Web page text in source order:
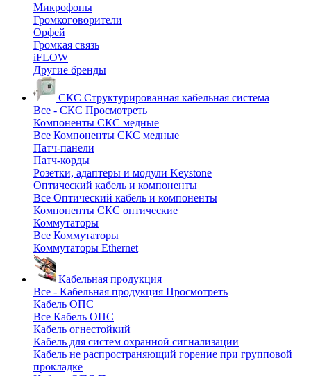
Микрофоны
Громкоговорители
Орфей
Громкая связь
iFLOW
Другие бренды
СКС Структурированная кабельная система
Все - СКС Просмотреть
Компоненты СКС медные
Все Компоненты СКС медные
Патч-панели
Патч-корды
Розетки, адаптеры и модули Keystone
Оптический кабель и компоненты
Все Оптический кабель и компоненты
Компоненты СКС оптические
Коммутаторы
Все Коммутаторы
Коммутаторы Ethernet
Кабельная продукция
Все - Кабельная продукция Просмотреть
Кабель ОПС
Все Кабель ОПС
Кабель огнестойкий
Кабель для систем охранной сигнализации
Кабель не распространяющий горение при групповой
прокладке